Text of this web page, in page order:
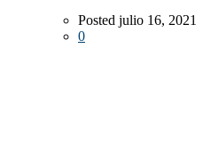
Posted julio 16, 2021
0